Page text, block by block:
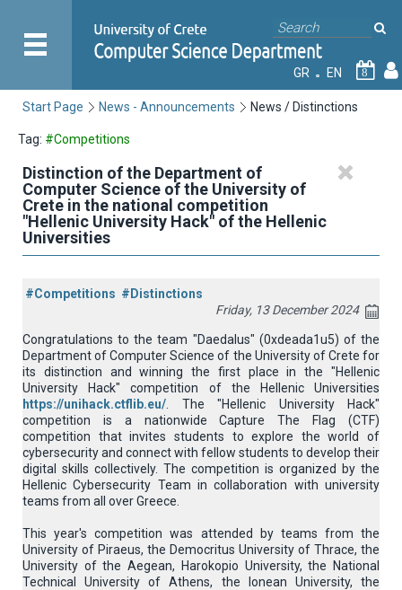
GR EN 8
Start Page News - Announcements News / Distinctions
Tag: #Competitions
Distinction of the Department of
Computer Science of the University of
Crete in the national competition
"Hellenic University Hack" of the Hellenic
Universities
#Competitions #Distinctions
Friday, 13 December 2024
Congratulations to the team "Daedalus" (0xdeada1u5) of the
Department of Computer Science of the University of Crete for
its distinction and winning the first place in the "Hellenic
University Hack" competition of the Hellenic Universities
https://unihack.ctflib.eu/ . The "Hellenic University Hack"
competition is a nationwide Capture The Flag (CTF)
competition that invites students to explore the world of
cybersecurity and connect with fellow students to develop their
digital skills collectively. The competition is organized by the
Hellenic Cybersecurity Team in collaboration with university
teams from all over Greece.
This year's competition was attended by teams from the
University of Piraeus, the Democritus University of Thrace, the
University of the Aegean, Harokopio University, the National
Technical University of Athens, the Ionean University, the